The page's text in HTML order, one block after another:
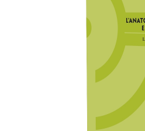
AGGIUNGI AL